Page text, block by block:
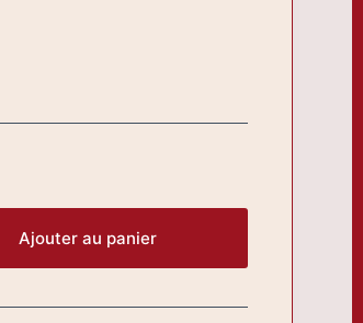
Ajouter au panier